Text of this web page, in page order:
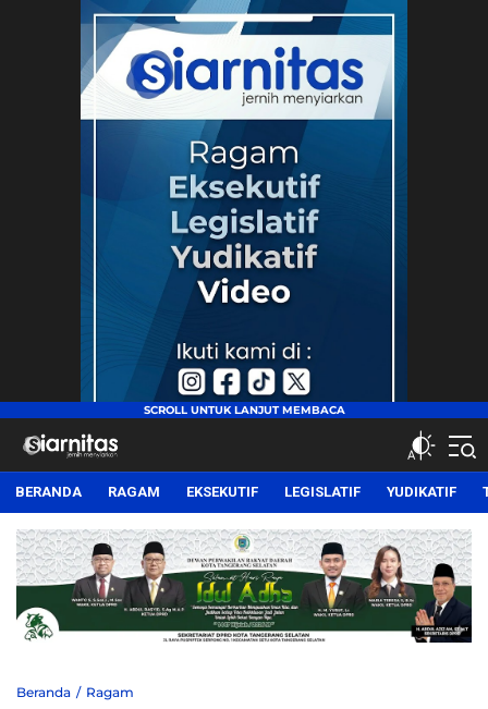
siarnitas
Jernih Menyiarkan
BERANDA RAGAM EKSEKUTIF LEGISLATIF YUDIKATIF
Beranda Ragam